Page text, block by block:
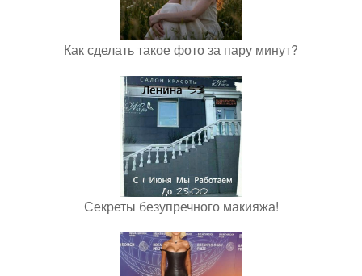
Как сделать такое фото за пару минут?
Секреты безупречного макияжа!